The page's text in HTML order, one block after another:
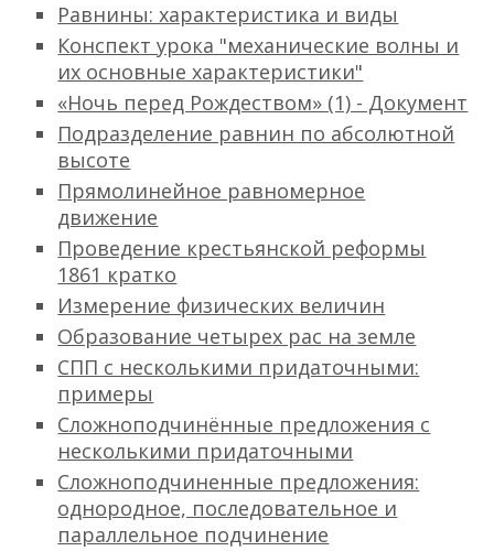
Равнины: характеристика и виды
Конспект урока "механические волны и
их основные характеристики"
«Ночь перед Рождеством» (1) - Документ
Подразделение равнин по абсолютной
высоте
Прямолинейное равномерное
движение
Проведение крестьянской реформы
1861 кратко
Измерение физических величин
Образование четырех рас на земле
СПП с несколькими придаточными:
примеры
Сложноподчинённые предложения с
несколькими придаточными
Сложноподчиненные предложения:
однородное, последовательное и
параллельное подчинение